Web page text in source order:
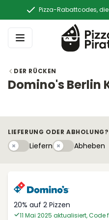
Pizza-Rabattcodes,
DER RÜCKEN
Domino's Berlin
LIEFERUNG ODER ABHOLUNG?
LiefernLiefernAbhebeny
Abheben
20% auf 2 Pizzen
11 Mai 2025 aktualisiert, Code